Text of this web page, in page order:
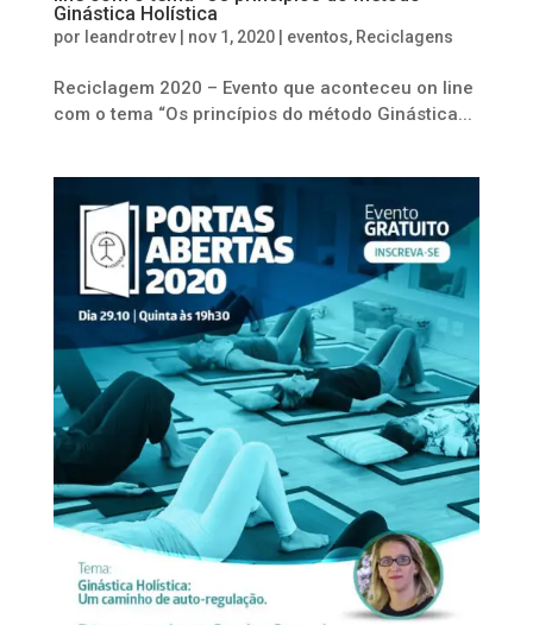
Ginástica Holística
por leandrotrev| nov 1, 2020| eventos, Reciclagens
Reciclagem 2020 – Evento que aconteceu on line
com o tema “Os princípios do método Ginástica...